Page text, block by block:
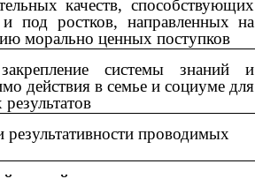
качеств, способствующих
под ростков, направленных на
морально ценных поступков
системы знаний и
действия в семье и социуме для
проводимых